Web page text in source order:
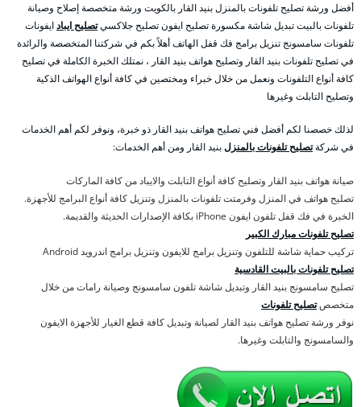
أفضل ورشة تصليح تلفونات بالمنزل بنيد القار بالكويت ورشة متخصصة إصلاح وصيانة
تلفونات بالبيت تبديل شاشة مكسورة تصليح ايفون تصليح جلاكسيتصليح ايبادايفونات
تلفونات سامسونج تنزيل برامج فك قفل الهاتف أهلاً بكم في شركتنا المتخصصة والرائدة
في تصليح تلفونات بنيد القار وتصليح هواتف بنيد القار ، نمتلك الخبرة الكاملة في تصليح
كافة أنواع التلفونات ونعمل من خلال خبراء ومختصين في كافة أنواع الهواتف الذكية
وتصليح التابلت وغيرها
لذلك خصصنا لكم أفضل فني تصليح هواتف بنيد القار ذو خبرة، ونوفر لكم أهم الخدمات
في شركةتصليح تلفونات بالمنزلبنيد القار ومن أهم الخدمات:
صيانة هواتف بنيد القار وتصليح كافة أنواع التابلت والايباد من كافة الماركات
تصليح هواتف في المنزل وفرمتت تلفونات بالمنزل وتنزيل كافة أنواع البرامج للأجهزة.
الخبرة في فك قفل تلفون ايفون iPhone بكافة الإصدارات الحديثة والقديمة.
تصليح تلفونات مبارك الكبير
تركيب حماية شاشة للتلفون وتنزيل برامج للايفون وتنزيل برامج اندرويد Android
تصليح تلفونات بالبيت القادسية
تصليح سامسونج بنيد القار وتبديل شاشة تلفون سامسونج وصيانة رامات من خلال
متخصصتصليح تلفونات
نوفر ورشة تصليح هواتف بنيد القار لصيانة وتبديل كافة قطع الغيار للأجهزة الايفون
والسامسونج والتابلت وغيرها.